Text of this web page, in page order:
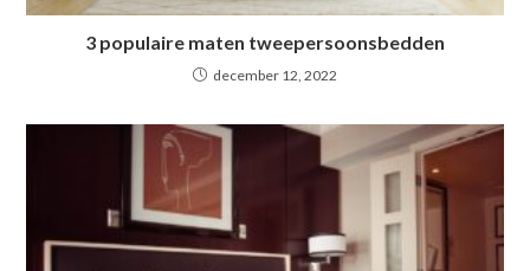
3 populaire maten tweepersoonsbedden
december 12, 2022